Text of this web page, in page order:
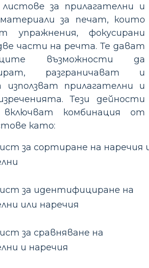
за прилагателни и
за печат, които
упражнения, фокусирани
части на речта. Те дават
възможности да
разграничават и
използват прилагателни и
Тези дейности
включват комбинация от
като:
за сортиране на наречия
за идентифициране на
или наречия
за сравняване на
и наречия